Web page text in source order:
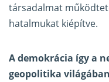
társadalmat
hatalmukat kiépítve.
A demokrácia így a
geopolitika